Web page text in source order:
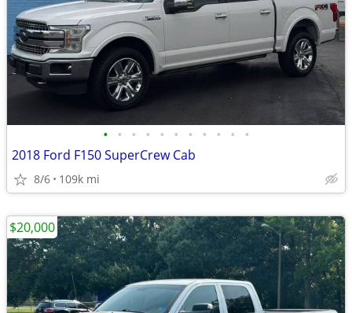
• • • • • • • • • • •
2018 Ford F150 SuperCrew Cab
8/6 109k mi
$20,000